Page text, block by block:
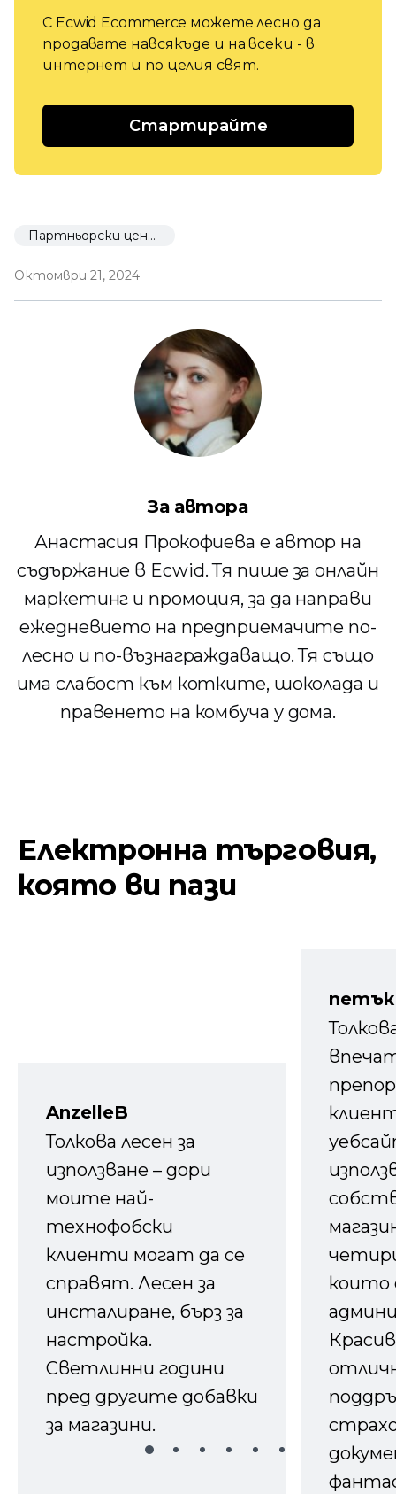
С Ecwid Ecommerce можете лесно да
продавате навсякъде и на всеки - в
интернет и по целия свят.
Стартирайте
Партньорски център
Октомври 21, 2024
За автора
Анастасия Прокофиева е автор на
съдържание в Ecwid. Тя пише за онлайн
маркетинг и промоция, за да направи
ежедневието на предприемачите по-
лесно и по-възнаграждаващо. Тя също
има слабост към котките, шоколада и
правенето на комбуча у дома.
Електронна търговия,
която ви пази
AnzelleB
Толкова лесен за
използване – дори
моите най-
технофобски
клиенти могат да се
справят. Лесен за
инсталиране, бърз за
настройка.
Светлинни години
пред другите добавки
за магазини.
които